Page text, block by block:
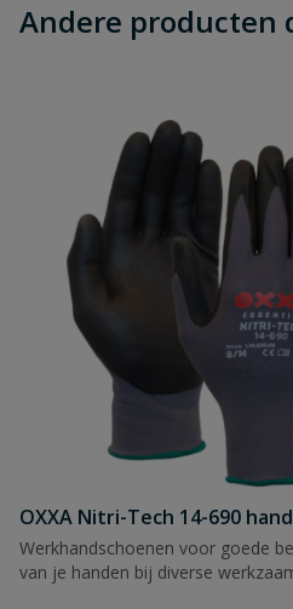
Andere producten
OXXA Nitri-Tech 14-690
Werkhandschoenen voor goede
van je handen bij diverse